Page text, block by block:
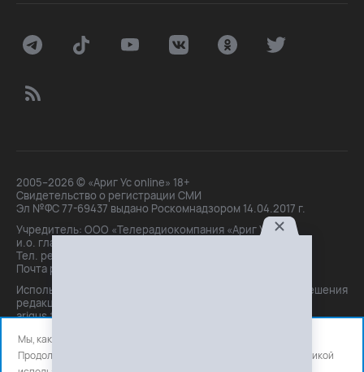
2005–2026 © «Ариг Ус online» 18+
Свидетельство о регистрации СМИ
Эл №ФС 77-69437 выдано Роскомнадзором 14.04.2017 г.
Учредитель: ООО «Телерадиокомпания «Ариг Ус»,
и.о. главного редактора: Маханова О.Б.
Тел. peдakции: +7(3012)21-30-14,
Почта peдakции: editor@arigus.tv
Использование материалов только с письменного разрешения
редакции. При цитировании прямая активная ссылка на
arigus.tv обязательна.
Мы, как и все используем файлы cookie и сервисы аналитики.
Продолжая использовать сайт, вы соглашаетесь с нашей
политикой